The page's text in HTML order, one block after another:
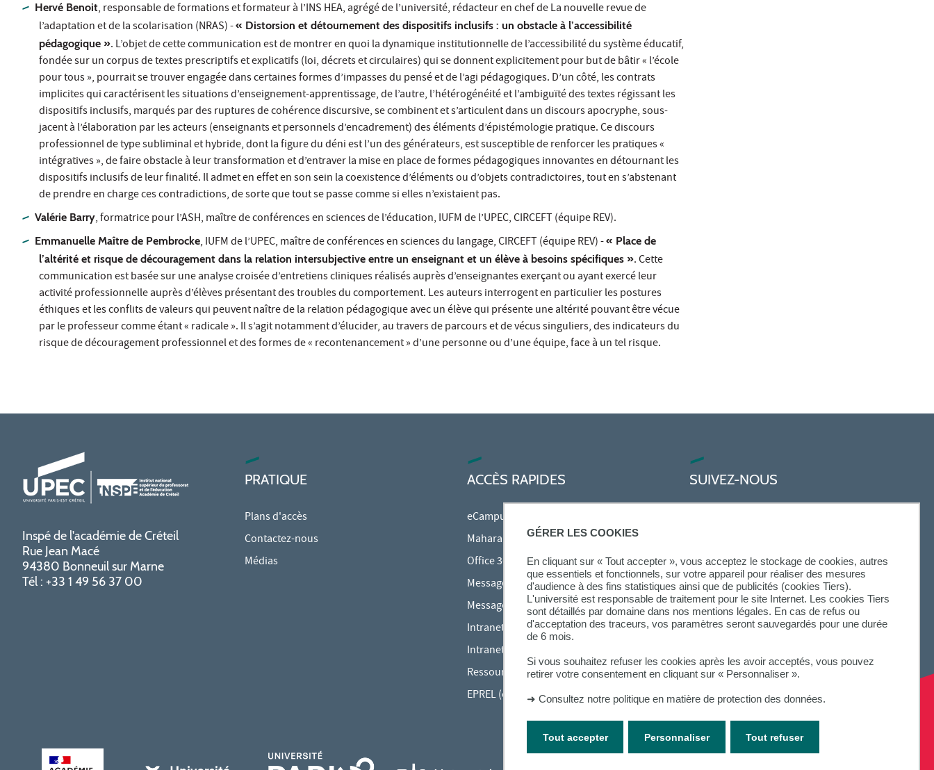
GÉRER LES COOKIES
En cliquant sur « Tout accepter », vous acceptez le stockage de cookies, autres
que essentiels et fonctionnels, sur votre appareil pour réaliser des mesures
d'audience à des fins statistiques ainsi que de publicités (cookies Tiers).
L'université est responsable de traitement pour le site Internet. Les cookies Tiers
sont détaillés par domaine dans nos mentions légales. En cas de refus ou
d'acceptation des traceurs, vos paramètres seront sauvegardés pour une durée
de 6 mois.
Si vous souhaitez refuser les cookies après les avoir acceptés, vous pouvez
retirer votre consentement en cliquant sur « Personnaliser ».
➜ Consultez notre politique en matière de protection des données.
Tout accepter Tout refuser
Personnaliser
Hervé Benoit, responsable de formations et formateur à l’INS HEA, agrégé de l’université, rédacteur en chef de La nouvelle revue de
l’adaptation et de la scolarisation (NRAS) -« Distorsion et détournement des dispositifs inclusifs : un obstacle à l’accessibilité
pédagogique ». L’objet de cette communication est de montrer en quoi la dynamique institutionnelle de l’accessibilité du système éducatif,
fondée sur un corpus de textes prescriptifs et explicatifs (loi, décrets et circulaires) qui se donnent explicitement pour but de bâtir « l’école
pour tous », pourrait se trouver engagée dans certaines formes d’impasses du pensé et de l’agi pédagogiques. D’un côté, les contrats
implicites qui caractérisent les situations d’enseignement-apprentissage, de l’autre, l’hétérogénéité et l’ambiguïté des textes régissant les
dispositifs inclusifs, marqués par des ruptures de cohérence discursive, se combinent et s’articulent dans un discours apocryphe, sous-
jacent à l’élaboration par les acteurs (enseignants et personnels d’encadrement) des éléments d’épistémologie pratique. Ce discours
professionnel de type subliminal et hybride, dont la figure du déni est l’un des générateurs, est susceptible de renforcer les pratiques «
intégratives », de faire obstacle à leur transformation et d’entraver la mise en place de formes pédagogiques innovantes en détournant les
dispositifs inclusifs de leur finalité. Il admet en effet en son sein la coexistence d’éléments ou d’objets contradictoires, tout en s’abstenant
de prendre en charge ces contradictions, de sorte que tout se passe comme si elles n’existaient pas.
Valérie Barry, formatrice pour l’ASH, maître de conférences en sciences de l’éducation, IUFM de l’UPEC, CIRCEFT (équipe REV).
Emmanuelle Maître de Pembrocke, IUFM de l’UPEC, maître de conférences en sciences du langage, CIRCEFT (équipe REV) -« Place de
l’altérité et risque de découragement dans la relation intersubjective entre un enseignant et un élève à besoins spécifiques ». Cette
communication est basée sur une analyse croisée d’entretiens cliniques réalisés auprès d’enseignantes exerçant ou ayant exercé leur
activité professionnelle auprès d’élèves présentant des troubles du comportement. Les auteurs interrogent en particulier les postures
éthiques et les conflits de valeurs qui peuvent naître de la relation pédagogique avec un élève qui présente une altérité pouvant être vécue
par le professeur comme étant « radicale ». Il s’agit notamment d’élucider, au travers de parcours et de vécus singuliers, des indicateurs du
risque de découragement professionnel et des formes de « recontenancement » d’une personne ou d’une équipe, face à un tel risque.
Inspé de l'académie de Créteil
Rue Jean Macé
94380 Bonneuil sur Marne
Tél : +33 1 49 56 37 00
PRATIQUE
Plans d'accès
Contactez-nous
Médias
ACCÈS RAPIDES
eCampus
Mahara
Office 365
Messagerie des étudiants
Messagerie des personnels
Intranet Inspé
Intranet UPEC
Ressources audiovisuelles Inspé
EPREL (cours en ligne)
SUIVEZ-NOUS